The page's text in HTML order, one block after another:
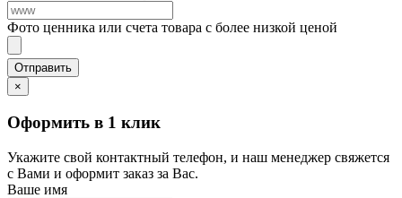
Фото ценника или счета товара с более низкой ценой
×
Оформить в 1 клик
Укажите свой контактный телефон, и наш менеджер свяжется
с Вами и оформит заказ за Вас.
Ваше имя